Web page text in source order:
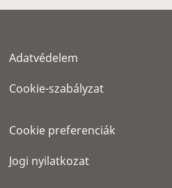
Adatvédelem
Cookie-szabályzat
Cookie preferenciák
Jogi nyilatkozat